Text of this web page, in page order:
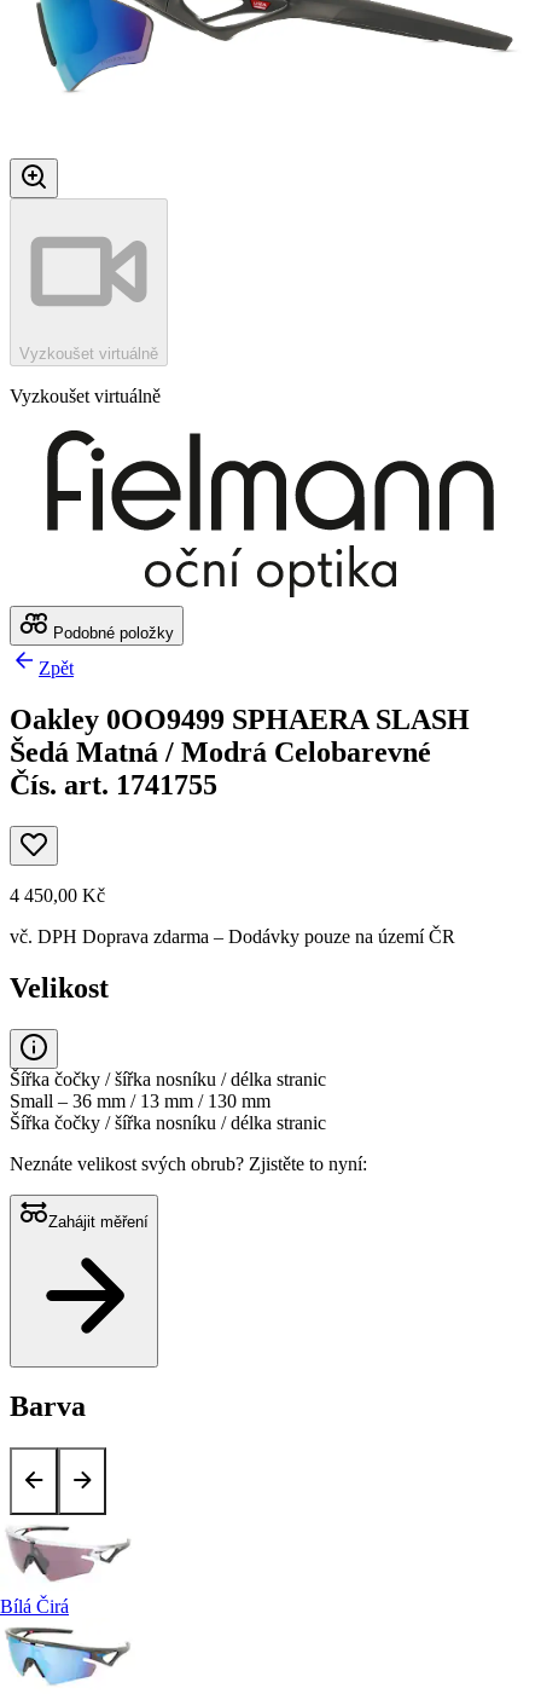
Vyzkoušet virtuálně
Vyzkoušet virtuálně
Podobné položky
Zpět
Oakley 0OO9499 SPHAERA SLASH
Šedá Matná / Modrá Celobarevné
Čís. art. 1741755
4 450,00 Kč
vč. DPH Doprava zdarma – Dodávky pouze na území ČR
Velikost
Šířka čočky / šířka nosníku / délka stranic
Small – 36 mm / 13 mm / 130 mm
Šířka čočky / šířka nosníku / délka stranic
Neznáte velikost svých obrub? Zjistěte to nyní:
Zahájit měření
Barva
Bílá Čirá